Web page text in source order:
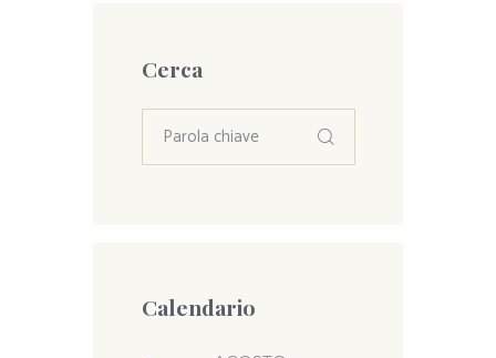
Cerca
Calendario